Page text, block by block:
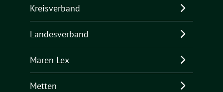
Kreisverband
Landesverband
Maren Lex
Metten